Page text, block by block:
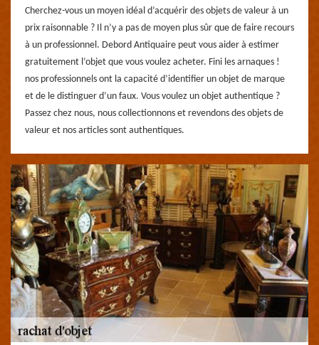
Cherchez-vous un moyen idéal d’acquérir des objets de valeur à un
prix raisonnable ? Il n’y a pas de moyen plus sûr que de faire recours
à un professionnel. Debord Antiquaire peut vous aider à estimer
gratuitement l’objet que vous voulez acheter. Fini les arnaques !
nos professionnels ont la capacité d’identifier un objet de marque
et de le distinguer d’un faux. Vous voulez un objet authentique ?
Passez chez nous, nous collectionnons et revendons des objets de
valeur et nos articles sont authentiques.